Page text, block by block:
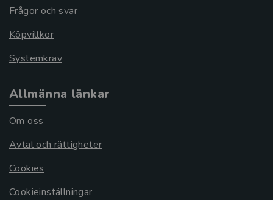
Frågor och svar
Köpvillkor
Systemkrav
Allmänna länkar
Om oss
Avtal och rättigheter
Cookies
Cookieinställningar